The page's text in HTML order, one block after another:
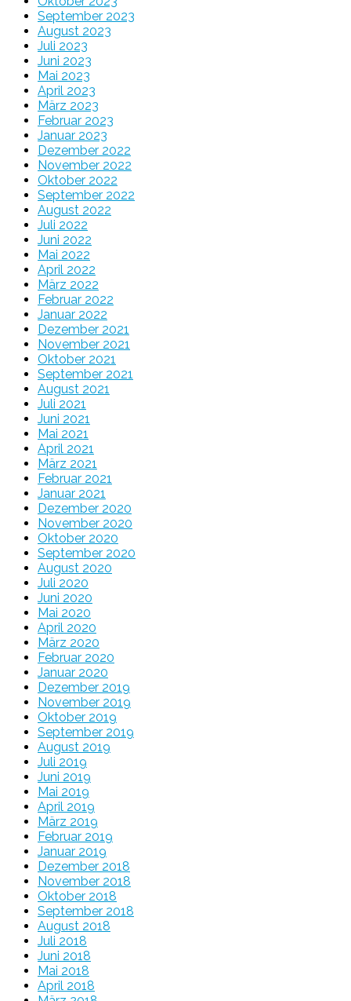
September 2023
August 2023
Juli 2023
Juni 2023
Mai 2023
April 2023
März 2023
Februar 2023
Januar 2023
Dezember 2022
November 2022
Oktober 2022
September 2022
August 2022
Juli 2022
Juni 2022
Mai 2022
April 2022
März 2022
Februar 2022
Januar 2022
Dezember 2021
November 2021
Oktober 2021
September 2021
August 2021
Juli 2021
Juni 2021
Mai 2021
April 2021
März 2021
Februar 2021
Januar 2021
Dezember 2020
November 2020
Oktober 2020
September 2020
August 2020
Juli 2020
Juni 2020
Mai 2020
April 2020
März 2020
Februar 2020
Januar 2020
Dezember 2019
November 2019
Oktober 2019
September 2019
August 2019
Juli 2019
Juni 2019
Mai 2019
April 2019
März 2019
Februar 2019
Januar 2019
Dezember 2018
November 2018
Oktober 2018
September 2018
August 2018
Juli 2018
Juni 2018
Mai 2018
April 2018